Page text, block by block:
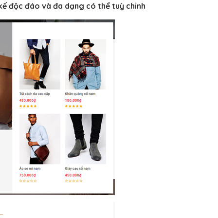
độc đáo và đa dạng có thể tuỳ chỉnh